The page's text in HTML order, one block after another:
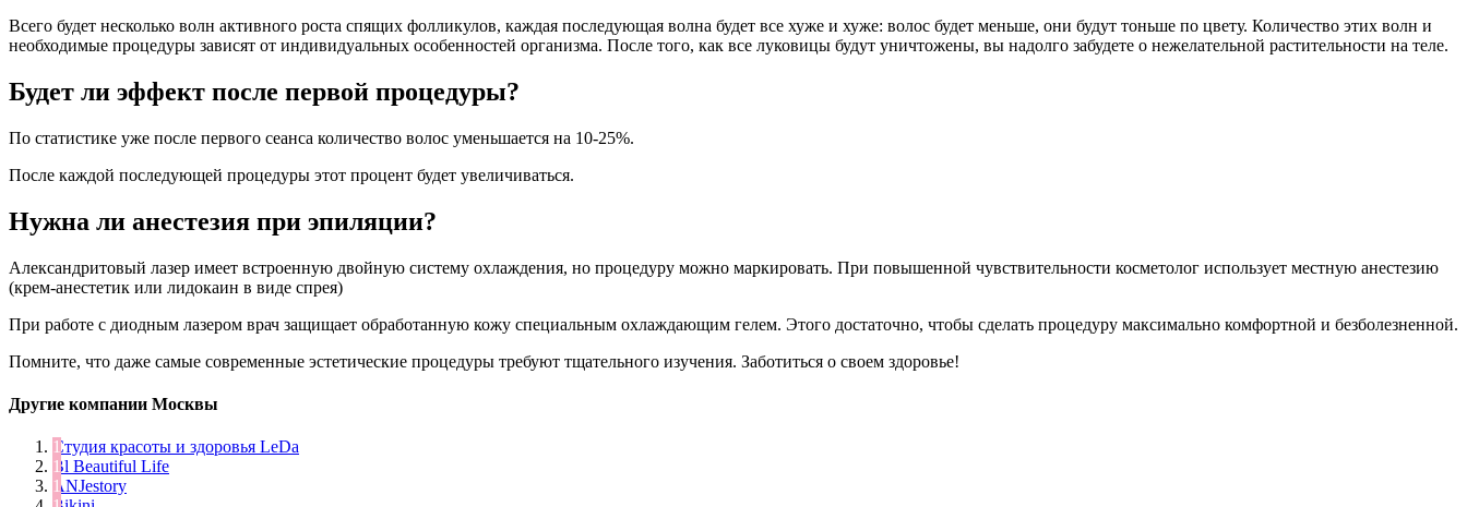
Всего будет несколько волн активного роста спящих фолликулов, каждая последующая волна будет все хуже и хуже: волос будет меньше, они будут тоньше по цвету. Количество этих волн и
необходимые процедуры зависят от индивидуальных особенностей организма. После того, как все луковицы будут уничтожены, вы надолго забудете о нежелательной растительности на теле.
Будет ли эффект после первой процедуры?
По статистике уже после первого сеанса количество волос уменьшается на 10-25%.
После каждой последующей процедуры этот процент будет увеличиваться.
Нужна ли анестезия при эпиляции?
Александритовый лазер имеет встроенную двойную систему охлаждения, но процедуру можно маркировать. При повышенной чувствительности косметолог использует местную анестезию
(крем-анестетик или лидокаин в виде спрея)
При работе с диодным лазером врач защищает обработанную кожу специальным охлаждающим гелем. Этого достаточно, чтобы сделать процедуру максимально комфортной и безболезненной.
Помните, что даже самые современные эстетические процедуры требуют тщательного изучения. Заботиться о своем здоровье!
Другие компании Москвы
Студия красоты и здоровья LeDa
Bl Beautiful Life
ANJestory